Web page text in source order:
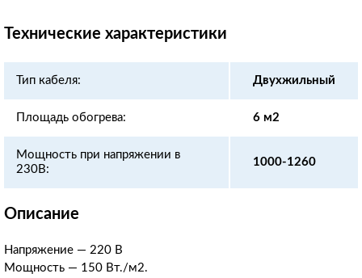
Технические характеристики
Тип кабеля: Двухжильный
Площадь обогрева: 6 м2
Мощность при напряжении в
230В:
1000-1260
Описание
Напряжение — 220 В
Мощность — 150 Вт./м2.